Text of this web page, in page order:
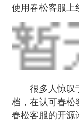
使用春松客服上
很多人惊叹于
档，在认可春松
春松客服的开源